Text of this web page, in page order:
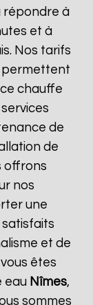
répondre à
et à
Nos tarifs
permettent
chauffe
de
de
offrons
nos
une
et de
êtes
eau Nîmes,
sommes